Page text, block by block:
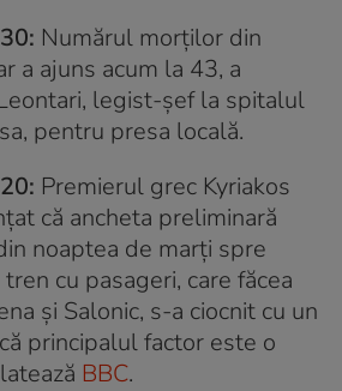
Numărul morților din
a ajuns acum la 43, a
legist-șef la spitalul
pentru presa locală.
Premierul grec Kyriakos
că ancheta preliminară
noaptea de marți spre
cu pasageri, care făcea
și Salonic, s-a ciocnit cu un
principalul factor este o
BBC.